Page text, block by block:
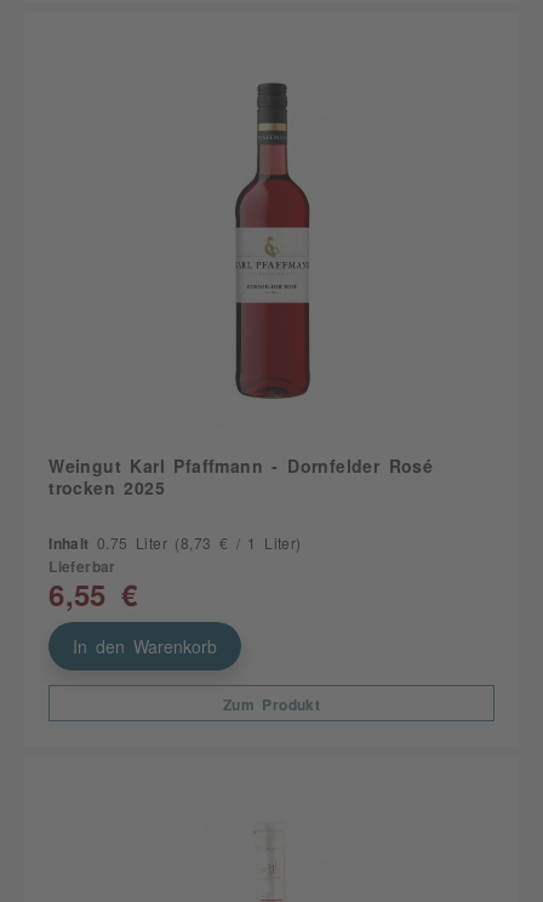
Weingut Karl Pfaffmann - Dornfelder Rosé
trocken 2025
Inhalt 0.75 Liter (8,73 € / 1 Liter)
Lieferbar
6,55 €
In den Warenkorb
Zum Produkt